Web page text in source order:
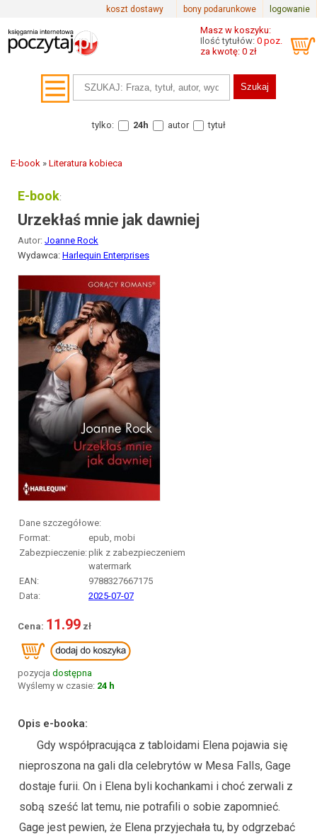
logowanie
bony podarunkowe
koszt dostawy
Masz w koszyku:
Ilość tytułów: 0 poz.
za kwotę: 0 zł
tylko: 24h autor tytuł
E-book » Literatura kobieca
E-book:
Urzekłaś mnie jak dawniej
Autor: Joanne Rock
Wydawca: Harlequin Enterprises
Dane szczegółowe:
Format:
epub, mobi
Zabezpieczenie: plik z zabezpieczeniem
watermark
EAN:
9788327667175
Data:
2025-07-07
11.99
pozycja dostępna
Wyślemy w czasie: 24 h
Opis e-booka:
Gdy współpracująca z tabloidami Elena pojawia się
nieproszona na gali dla celebrytów w Mesa Falls, Gage
dostaje furii. On i Elena byli kochankami i choć zerwali z
sobą sześć lat temu, nie potrafili o sobie zapomnieć.
Gage jest pewien, że Elena przyjechała tu, by odgrzebać